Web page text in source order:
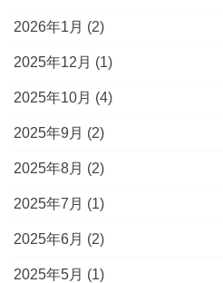
2026年1月 (2)
2025年12月 (1)
2025年10月 (4)
2025年9月 (2)
2025年8月 (2)
2025年7月 (1)
2025年6月 (2)
2025年5月 (1)